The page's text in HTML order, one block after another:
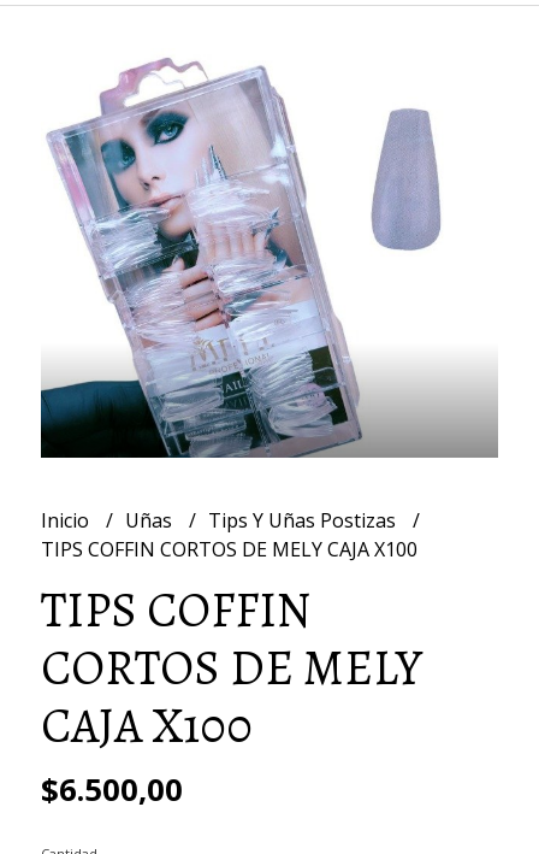
Inicio Uñas
Tips Y Uñas Postizas
TIPS COFFIN CORTOS DE MELY CAJA X100
TIPS COFFIN
CORTOS DE MELY
CAJA X100
$6.500,00